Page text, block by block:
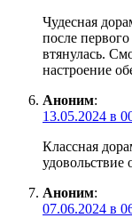
Чудесная
после
втянулась.
настроение
Аноним:
13.05.2024 в
Классная
удовольствие
Аноним:
07.06.2024 в